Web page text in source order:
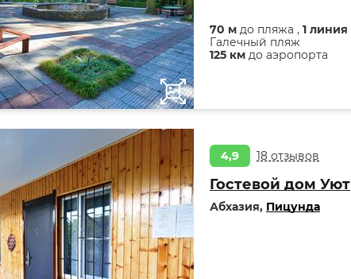
70 м до пляжа , 1 линия
Галечный пляж
125 км до аэропорта
4,9 18 отзывов
Гостевой дом Уют
Абхазия, Пицунда